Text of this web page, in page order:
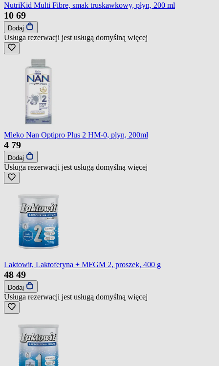
NutriKid Multi Fibre, smak truskawkowy, płyn, 200 ml
10 69
Dodaj
Usługa rezerwacji jest usługą domyślną więcej
Mleko Nan Optipro Plus 2 HM-0, plyn, 200ml
4 79
Dodaj
Usługa rezerwacji jest usługą domyślną więcej
Laktowit, Laktoferyna + MFGM 2, proszek, 400 g
48 49
Dodaj
Usługa rezerwacji jest usługą domyślną więcej